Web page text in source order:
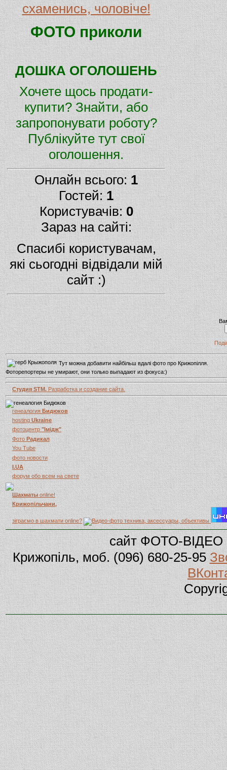
схаменись, чоловіче!
ФОТО приколи
ДОШКА ОГОЛОШЕНЬ
Хочете щось продати-
купити? Знайти, або
запропонувати роботу?
Публікуйте тут свої
оголошення.
Онлайн всього:1
Гостей:1
Користувачів:0
Зараз на сайті:
Спасибі користувачам,
які сьогодні відвідали мій
сайт :)
Тут можна добавити найбільш вдалі фото про Крижопілля.
Фоторепортеры не умирают, они только выпадают из фокуса:)
Студия STM. Разработка и создание сайта.
генеалогия Бидюков
hosting Ukraine
фотоцентр "Імідж"
Фото Радикал
You Tube
фото новости
I.UA
форум обо всем на свете
Шахматы online!
Крижопільчани,
зіграємо в шахмати online?
сайт ФОТО-ВІДЕО
Крижопіль, моб. (096) 680-25-95